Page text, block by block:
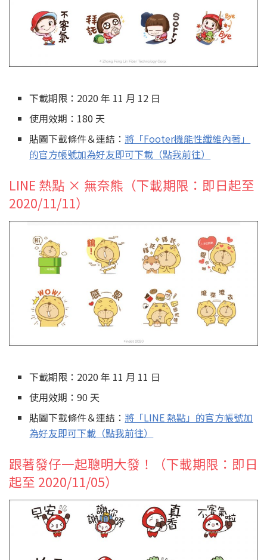
下載期限：2020 年 11 月 12 日
使用效期：180 天
貼圖下載條件＆連結： 將「Footer機能性纖維內著」
的官方帳號加為好友即可下載（點我前往）
LINE 熱點 × 無奈熊（下載期限：即日起至
2020/11/11）
下載期限：2020 年 11 月 11 日
使用效期：90 天
貼圖下載條件＆連結： 將「LINE 熱點」的官方帳號加
為好友即可下載（點我前往）
跟著發仔一起聰明大發！（下載期限：即日
起至 2020/11/05）